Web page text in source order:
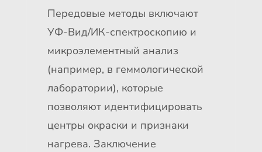
Передовые методы включают
УФ-Вид/ИК-спектроскопию и
микроэлементный анализ
(например, в геммологической
лаборатории), которые
позволяют идентифицировать
центры окраски и признаки
нагрева. Заключение